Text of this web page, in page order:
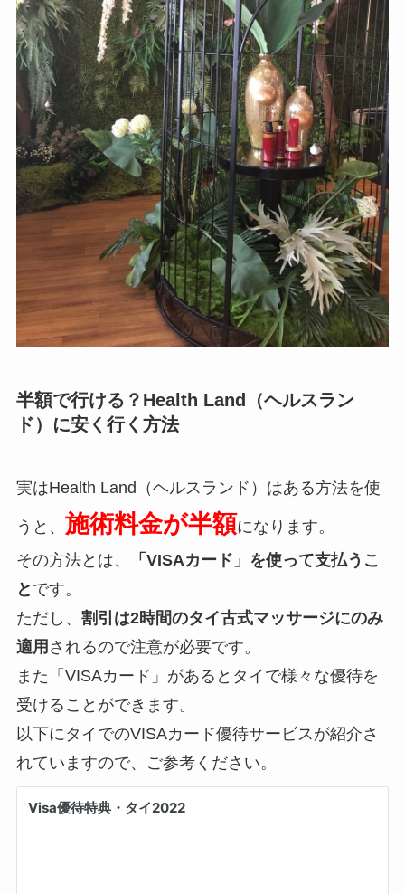
半額で行ける？Health Land（ヘルスラン
ド）に安く行く方法
実はHealth Land（ヘルスランド）はある方法を使
うと、 施術料金が半額になります。
その方法とは、
「VISAカード」を使って支払うこ
と です。
ただし、 割引は2時間のタイ古式マッサージにのみ
適用 されるので注意が必要です。
また「VISAカード」があるとタイで様々な優待を
受けることができます。
以下にタイでのVISAカード優待サービスが紹介さ
れていますので、ご参考ください。